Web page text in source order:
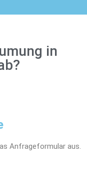
in
Anfrageformular aus.